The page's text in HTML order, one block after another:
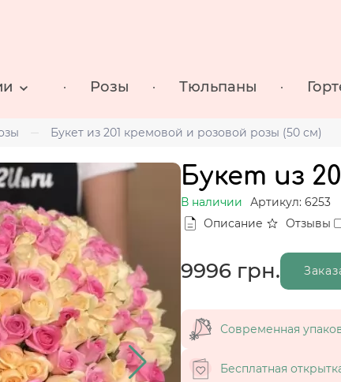
Розы Тюльпаны
Букет из 201 кремовой и розовой розы (50 см)
Букет из
В наличии
Артикул: 6253
Описание
Отзывы
9996 грн.
Современная
Бесплатная